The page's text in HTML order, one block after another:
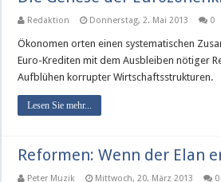
Redaktion Donnerstag, 2. Mai 2013 0
Ökonomen orten einen systematischen
Euro-Krediten mit dem Ausbleiben nötiger
Aufblühen korrupter Wirtschaftsstrukturen.
Lesen Sie mehr...
Reformen: Wenn der Elan
Peter Muzik Mittwoch, 20. März 2013 0